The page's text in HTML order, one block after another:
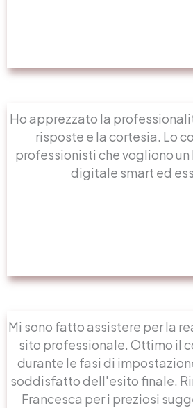
Ho apprezzato la
risposte e la cortesia. Lo
professionisti che vogliono
digitale smart ed
Mi sono fatto assistere per la
sito professionale. Ottimo il
durante le fasi di
soddisfatto dell'esito finale.
Francesca per i preziosi